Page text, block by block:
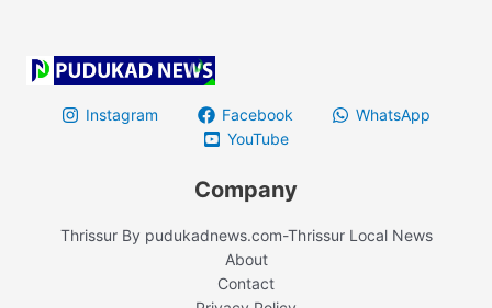
Instagram Facebook
WhatsApp
YouTube
Company
Thrissur By pudukadnews.com-Thrissur Local News
About
Contact